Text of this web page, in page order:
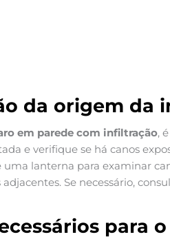
da origem da
em parede com infiltração,
e verifique se há canos
lanterna para examinar
Se necessário,
para